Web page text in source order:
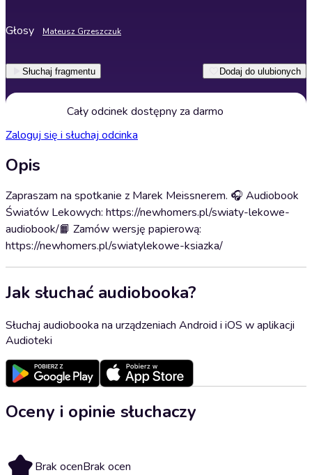
Głosy Mateusz Grzeszczuk
Słuchaj fragmentu Dodaj do ulubionych
Cały odcinek dostępny za darmo
Zaloguj się i słuchaj odcinka
Opis
Zapraszam na spotkanie z Marek Meissnerem. 🎧 Audiobook
Światów Lekowych: https://newhomers.pl/swiaty-lekowe-
audiobook/📙 Zamów wersję papierową:
https://newhomers.pl/swiatylekowe-ksiazka/
Jak słuchać audiobooka?
Słuchaj audiobooka na urządzeniach Android i iOS w aplikacji
Audioteki
Oceny i opinie słuchaczy
Brak ocenBrak ocen